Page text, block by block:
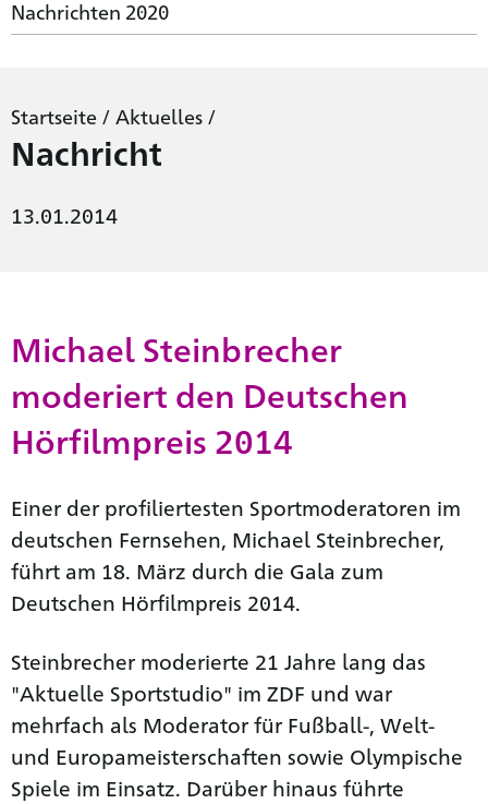
Nachrichten 2020
Startseite / Aktuelles /
Nachricht
13.01.2014
Michael Steinbrecher
moderiert den Deutschen
Hörfilmpreis 2014
Einer der profiliertesten Sportmoderatoren im
deutschen Fernsehen, Michael Steinbrecher,
führt am 18. März durch die Gala zum
Deutschen Hörfilmpreis 2014.
Steinbrecher moderierte 21 Jahre lang das
"Aktuelle Sportstudio" im ZDF und war
mehrfach als Moderator für Fußball-, Welt-
und Europameisterschaften sowie Olympische
Spiele im Einsatz. Darüber hinaus führte